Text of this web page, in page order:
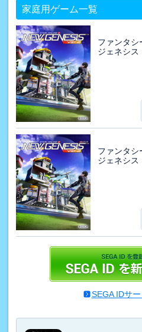
家庭用ゲーム一覧
ファンタシ
ジェネシス
ファンタシ
ジェネシス
SEGA IDサ